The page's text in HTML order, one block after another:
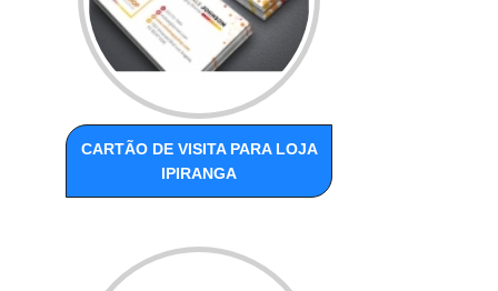
CARTÃO DE VISITA PARA LOJA
IPIRANGA